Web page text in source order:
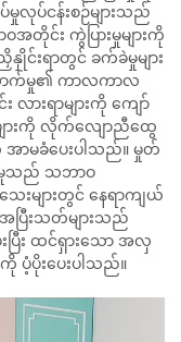
ပ်ငန်းစဉ်များသည်
တိုင်း ကွဲပြားမှုများကို
နှိုင်းရာတွင် ခက်ခဲမှုများ
ောက်မှု၏ ကာလကာလ
းရာများကို ကျော်
ျားကို လိုက်လျောညီထွေ
အာမခံပေးပါသည်။ မှုတ်
မှုသည် သဘာဝ
ေးများတွင် နေရာကျယ်
ြီးသတ်များသည်
ြီး ထင်ရှားသော အလှ
ပံ့ပိုးပေးပါသည်။